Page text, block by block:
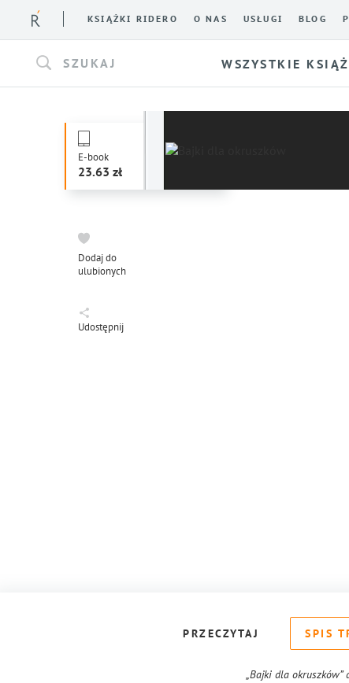
KSIĄŻKI RIDERO O NAS USŁUGI BLOG
SZUKAJ WSZYSTKIE
E-book
23.63
Dodaj do
ulubionych
Udostępnij
PRZECZYTAJ SPIS
„Bajki dla okruszków”